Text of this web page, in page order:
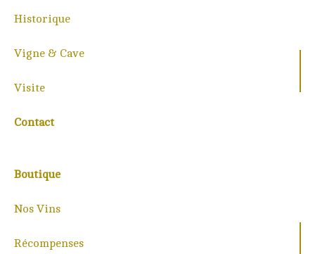
Historique
Vigne & Cave
Visite
Contact
Boutique
Nos Vins
Récompenses